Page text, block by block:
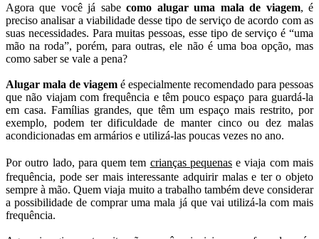
Agora que você já sabecomo alugar uma mala de viagem, é
preciso analisar a viabilidade desse tipo de serviço de acordo com as
suas necessidades. Para muitas pessoas, esse tipo de serviço é “uma
mão na roda”, porém, para outras, ele não é uma boa opção, mas
como saber se vale a pena?
Alugar mala de viagem é especialmente recomendado para pessoas
que não viajam com frequência e têm pouco espaço para guardá-la
em casa. Famílias grandes, que têm um espaço mais restrito, por
exemplo, podem ter dificuldade de manter cinco ou dez malas
acondicionadas em armários e utilizá-las poucas vezes no ano.
Por outro lado, para quem tem crianças pequenase viaja com mais
frequência, pode ser mais interessante adquirir malas e ter o objeto
sempre à mão. Quem viaja muito a trabalho também deve considerar
a possibilidade de comprar uma mala já que vai utilizá-la com mais
frequência.